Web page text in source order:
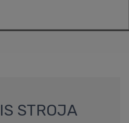
STROJA